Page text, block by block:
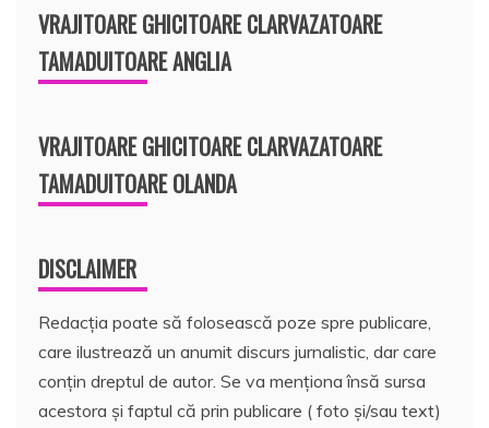
VRAJITOARE GHICITOARE CLARVAZATOARE
TAMADUITOARE ANGLIA
VRAJITOARE GHICITOARE CLARVAZATOARE
TAMADUITOARE OLANDA
DISCLAIMER
Redacția poate să folosească poze spre publicare,
care ilustrează un anumit discurs jurnalistic, dar care
conțin dreptul de autor. Se va menționa însă sursa
acestora și faptul că prin publicare ( foto și/sau text)